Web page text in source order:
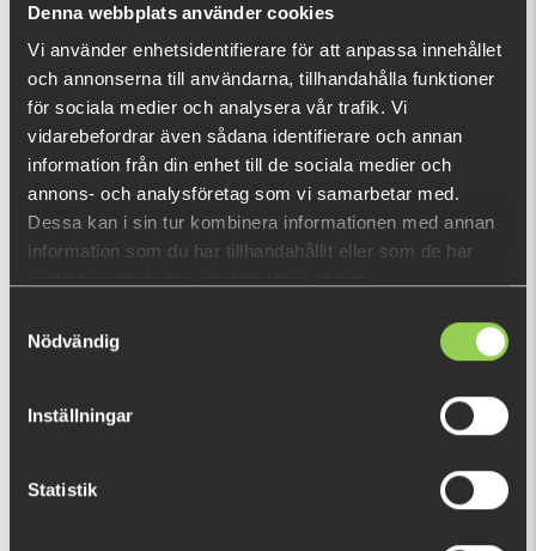
Denna webbplats använder cookies
Vi använder enhetsidentifierare för att anpassa innehållet
och annonserna till användarna, tillhandahålla funktioner
för sociala medier och analysera vår trafik. Vi
vidarebefordrar även sådana identifierare och annan
information från din enhet till de sociala medier och
annons- och analysföretag som vi samarbetar med.
Dessa kan i sin tur kombinera informationen med annan
information som du har tillhandahållit eller som de har
Nödvändig
Inställningar
Statistik
DU TITTADE NYLIGEN PÅ